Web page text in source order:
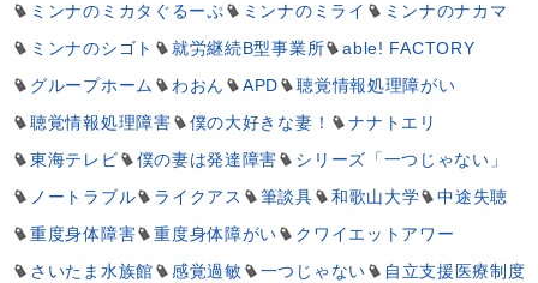
ミンナのミカタぐるーぷ
ミンナのミライ
ミンナのナカマ
ミンナのシゴト
就労継続B型事業所
able! FACTORY
グループホーム
わおん APD
聴覚情報処理障がい
聴覚情報処理障害
僕の大好きな妻！
ナナトエリ
東海テレビ
僕の妻は発達障害
シリーズ「一つじゃない」
ノートラブル
ライクアス 筆談具 和歌山大学
中途失聴
重度身体障害
重度身体障がい
クワイエットアワー
さいたま水族館
感覚過敏 一つじゃない
自立支援医療制度